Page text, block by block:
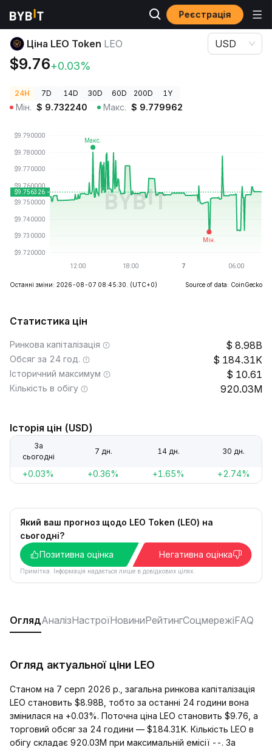
Реєстрація
Ціни криптовалют Ціна LEO Token LEO
Ціна LEO Token LEO
$9.76+0.03%
USD
24H 7D 14D 30D 60D 200D 1Y
Мін. $ 9.732240 Макс. $ 9.779962
Останні зміни: 2026-08-07 08:45:30. (UTC+0) Source of data: CoinGecko
Статистика цін
Ринкова капіталізація 8.98B
Обсяг за 24 год. 184.31K
Історичний максимум 10.61
Кількість в обігу 920.03M
Історія цін (USD)
За
сьогодні
7 дн. 14 дн. 30 дн.
+0.03% +0.36% +1.65% +2.74%
Який ваш прогноз щодо LEO Token (LEO) на
сьогодні?
Позитивна оцінка
Негативна оцінка
Примітка. Інформація надається лише в довідкових цілях.
ОглядАналізНастроїНовиниРейтингСоцмережіFAQ
Огляд актуальної ціни LEO
Станом на 7 серп 2026 р., загальна ринкова капіталізація
LEO становить $8.98B, тобто за останні 24 години вона
змінилася на +0.03%. Поточна ціна LEO становить $9.76, а
торговий обсяг за 24 години — $184.31K. Кількість LEO в
обігу складає 920.03M при максимальній емісії --. За